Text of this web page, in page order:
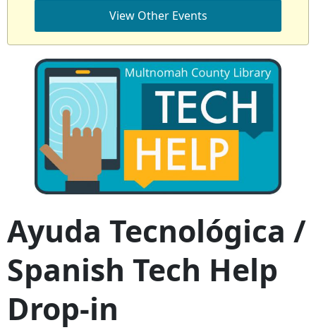
View Other Events
Ayuda Tecnológica /
Spanish Tech Help
Drop-in